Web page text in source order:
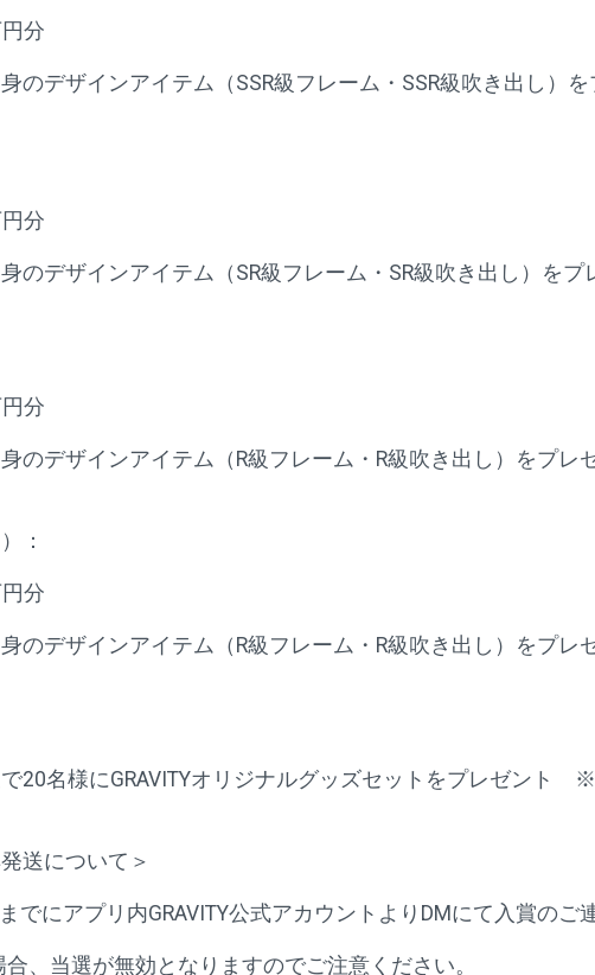
分
身のデザインアイテム（SSR級フレーム・SSR級吹き出し
円分
のデザインアイテム（SR級フレーム・SR級吹き出し）を
分
身のデザインアイテム（R級フレーム・R級吹き出し）をプ
：
分
身のデザインアイテム（R級フレーム・R級吹き出し）をプ
で20名様にGRAVITYオリジナルグッズセットをプレゼント
送について＞
でにアプリ内GRAVITY公式アカウントよりDMにて入賞のご
、当選が無効となりますのでご注意ください。